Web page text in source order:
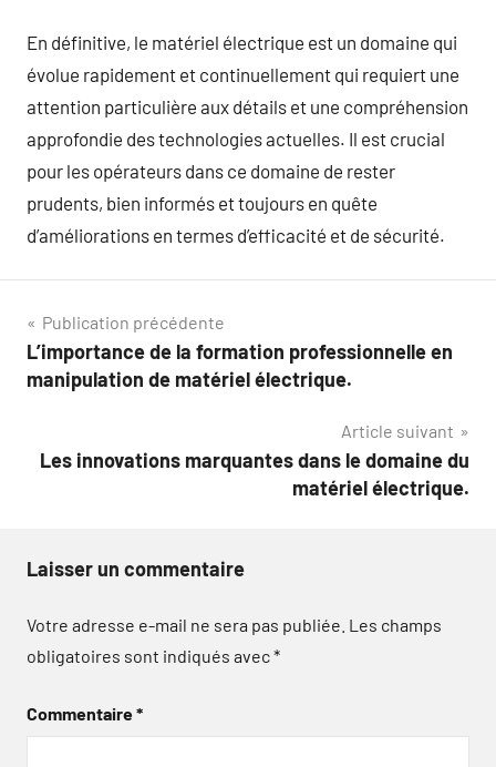
En définitive, le matériel électrique est un domaine qui
évolue rapidement et continuellement qui requiert une
attention particulière aux détails et une compréhension
approfondie des technologies actuelles. Il est crucial
pour les opérateurs dans ce domaine de rester
prudents, bien informés et toujours en quête
d’améliorations en termes d’efficacité et de sécurité.
Navigation
de
Publication précédente
L’importance de la formation professionnelle en
manipulation de matériel électrique.
Article suivant
Les innovations marquantes dans le domaine du
matériel électrique.
Laisser un commentaire
Votre adresse e-mail ne sera pas publiée. Les champs
obligatoires sont indiqués avec*
Commentaire*